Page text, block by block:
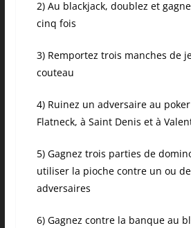
2) Au blackjack, doublez et
cinq fois
3) Remportez trois manches de
couteau
4) Ruinez un adversaire au
Flatneck, à Saint Denis et à
5) Gagnez trois parties de
utiliser la pioche contre un ou
adversaires
6) Gagnez contre la banque au